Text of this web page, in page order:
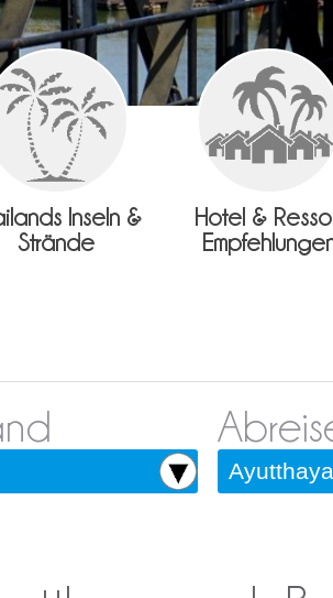
Inseln &
Strände
Hotel &